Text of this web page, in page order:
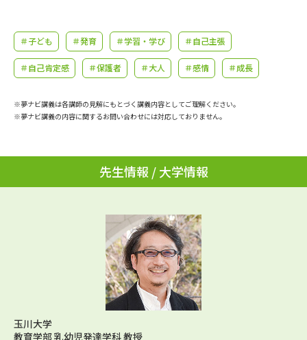
学問のミニ講義「夢ナビ講義」 学問分野解説
学問の教科書 夢ナビライブ
ユーザーサポート
受付内容・発送状況の確認
個人情報取扱規定
テレメール進学カタログ
訂正のご案内
＃子ども ＃発育 ＃学習・学び ＃自己主張
＃自己肯定感 ＃保護者 ＃大人 ＃感情 ＃成長
※夢ナビ講義は各講師の見解にもとづく講義内容としてご理解ください。
※夢ナビ講義の内容に関するお問い合わせには対応しておりません。
先生情報 / 大学情報
玉川大学
教育学部 乳幼児発達学科 教授